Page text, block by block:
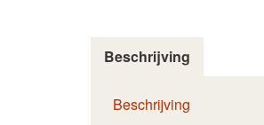
Beschrijving
Beschrijving